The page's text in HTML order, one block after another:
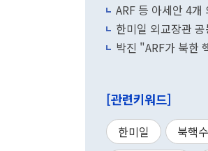
ARF 등 아세안 4
한미일 외교장관
박진 "ARF가 북한
[관련키워드]
한미일 북핵